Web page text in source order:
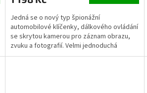
Jedná se o nový typ špionážní
automobilové klíčenky, dálkového ovládání
se skrytou kamerou pro záznam obrazu,
zvuku a fotografií. Velmi jednoduchá
reakce spuštění záznamu a...